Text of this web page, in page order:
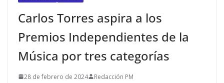
Carlos Torres aspira a los
Premios Independientes de la
Música por tres categorías
28 de febrero de 2024 Redacción PM